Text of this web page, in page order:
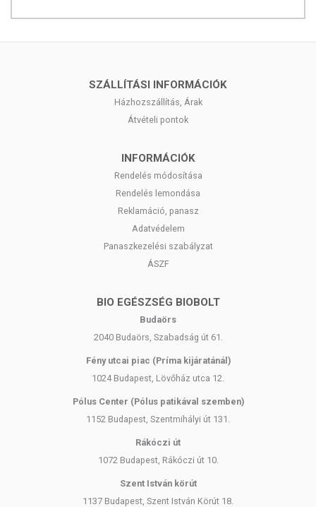
SZÁLLÍTÁSI INFORMÁCIÓK
Házhozszállítás, Árak
Átvételi pontok
INFORMÁCIÓK
Rendelés módosítása
Rendelés lemondása
Reklamáció, panasz
Adatvédelem
Panaszkezelési szabályzat
ÁSZF
BIO EGÉSZSÉG BIOBOLT
Budaörs
2040 Budaörs, Szabadság út 61.
Fény utcai piac (Príma kijáratánál)
1024 Budapest, Lövőház utca 12.
Pólus Center (Pólus patikával szemben)
1152 Budapest, Szentmihályi út 131.
Rákóczi út
1072 Budapest, Rákóczi út 10.
Szent István körút
1137 Budapest, Szent István Körút 18.